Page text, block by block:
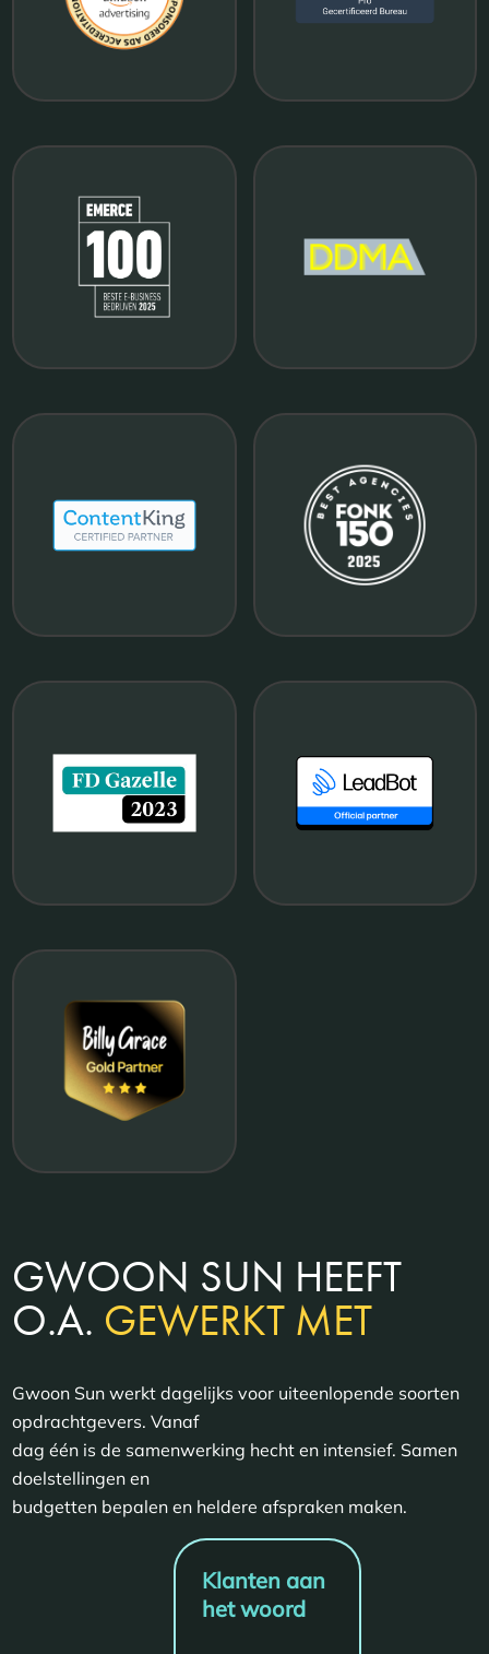
GWOON SUN HEEFT
O.A. GEWERKT MET
Gwoon Sun werkt dagelijks voor uiteenlopende soorten
opdrachtgevers. Vanaf
dag één is de samenwerking hecht en intensief. Samen
doelstellingen en
budgetten bepalen en heldere afspraken maken.
Klanten aan
het woord